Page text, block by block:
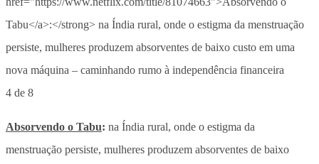
4 de 8
Absorvendo o Tabu: na Índia rural, onde o estigma da
menstruação persiste, mulheres produzem absorventes de baixo